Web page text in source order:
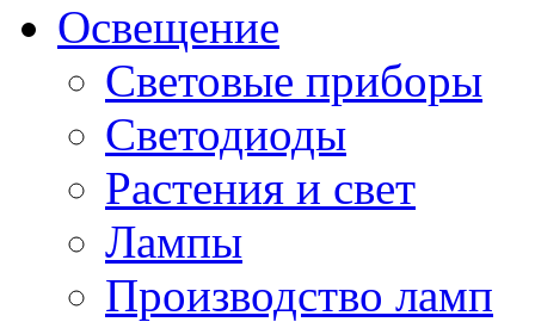
Освещение
Световые приборы
Светодиоды
Растения и свет
Лампы
Производство ламп